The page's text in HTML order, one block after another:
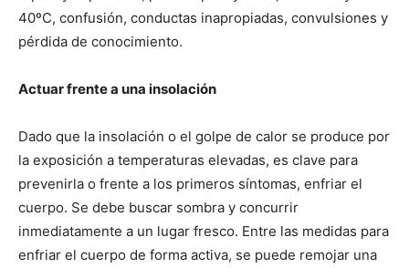
40ºC, confusión, conductas inapropiadas, convulsiones y
pérdida de conocimiento.
Actuar frente a una insolación
Dado que la insolación o el golpe de calor se produce por
la exposición a temperaturas elevadas, es clave para
prevenirla o frente a los primeros síntomas, enfriar el
cuerpo. Se debe buscar sombra y concurrir
inmediatamente a un lugar fresco. Entre las medidas para
enfriar el cuerpo de forma activa, se puede remojar una